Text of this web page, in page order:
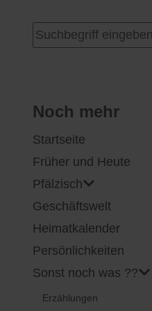
Suchen ...
Noch mehr
Startseite
Früher und Heute
Pfälzisch
Geschäftswelt
Heimatkalender
Persönlichkeiten
Sonst noch was ??
Erzählungen
O - Ö
Feuerwehr
Geschichte
Literatur
Ortseingang